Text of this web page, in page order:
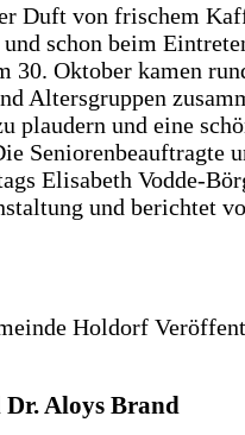
Duft von frischem
schon beim
Oktober kamen
Altersgruppen
plaudern und eine
Seniorenbeauftragte
Elisabeth Vodde-
und berichtet
Holdorf
Aloys Brand